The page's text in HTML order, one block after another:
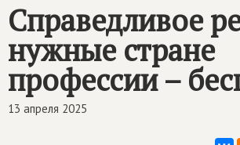
Справедливое
нужные стране
профессии –
13 апреля 2025